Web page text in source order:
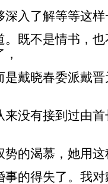
入了解等等这
既不是情书，
戴晓春委派戴
没有接到过由首
的渴慕，她用
的得失了。我